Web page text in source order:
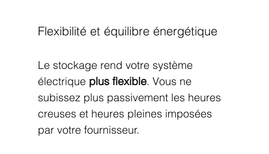
Flexibilité et équilibre énergétique
Le stockage rend votre système
électrique plus flexible. Vous ne
subissez plus passivement les heures
creuses et heures pleines imposées
par votre fournisseur.